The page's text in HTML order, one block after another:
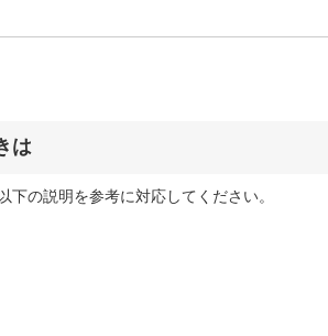
は
の説明を参考に対応してください。